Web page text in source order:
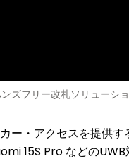
フリー改札ソリューシ
ー・アクセスを提供
15S Pro などの